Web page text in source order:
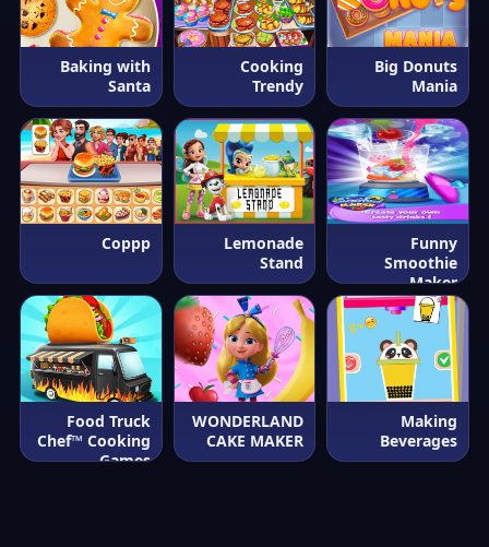
Big Donuts
Mania
Cooking
Trendy
Baking with
Santa
Funny
Smoothie
Maker
Lemonade
Stand
Coppp
Making
Beverages
WONDERLAND
CAKE MAKER
Food Truck
Chef™ Cooking
Games